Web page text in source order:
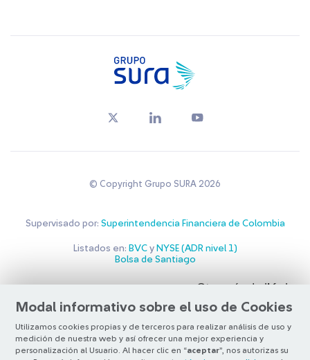
Modal informativo sobre el uso de Cookies
Utilizamos cookies propias y de terceros para realizar análisis de uso y
medición de nuestra web y así ofrecer una mejor experiencia y
personalización al Usuario. Al hacer clic en “aceptar”, nos autorizas su
© Copyright Grupo SURA 2026
Supervisado por: Superintendencia Financiera de Colombia
Listados en: BVCy NYSE (ADR nivel 1)
Bolsa de Santiago
Otra más deilógica